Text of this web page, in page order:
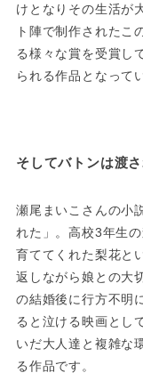
けとなりその生活が
ト陣で制作されたこ
る様々な賞を受賞し
られる作品となって
そしてバトンは渡
瀬尾まいこさんの小
れた」。高校3年生
育ててくれた梨花と
返しながら娘との大
の結婚後に行方不明
ると泣ける映画とし
いだ大人達と複雑な
る作品です。